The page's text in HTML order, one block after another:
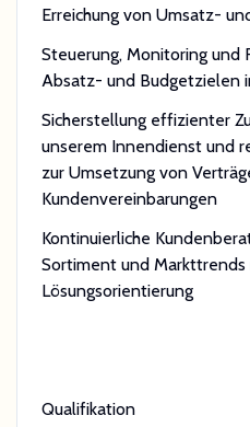
Erreichung von Umsatz-
Steuerung, Monitoring und
Absatz- und Budgetzielen
Sicherstellung effizienter
unserem Innendienst und
zur Umsetzung von
Kundenvereinbarungen
Kontinuierliche
Sortiment und Markttrends
Lösungsorientierung
Qualifikation